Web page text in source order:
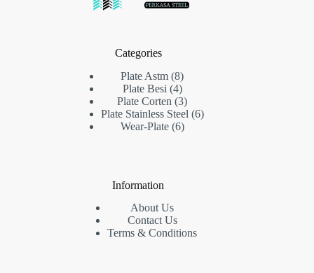
Categories
Plate Astm 88
Produk
Plate Besi 44
Produk
Plate Corten 33
Produk
Plate Stainless Steel 66
Wear-Plate 66
Information
About Us
Contact Us
Terms & Conditions